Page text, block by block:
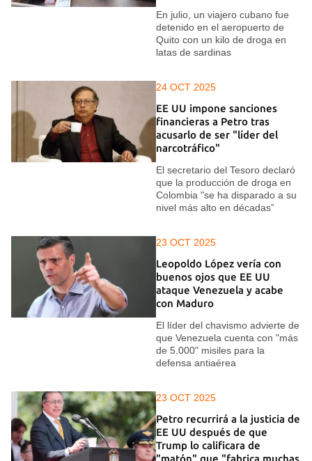
En julio, un viajero cubano fue
detenido en el aeropuerto de
Quito con un kilo de droga en
latas de sardinas
24 OCT 2025
EE UU impone sanciones
financieras a Petro tras
acusarlo de ser "líder del
narcotráfico"
El secretario del Tesoro declaró
que la producción de droga en
Colombia "se ha disparado a su
nivel más alto en décadas”
23 OCT 2025
Leopoldo López vería con
buenos ojos que EE UU
ataque Venezuela y acabe
con Maduro
El líder del chavismo advierte de
que Venezuela cuenta con "más
de 5.000" misiles para la
defensa antiaérea
23 OCT 2025
Petro recurrirá a la justicia de
EE UU después de que
Trump lo calificara de